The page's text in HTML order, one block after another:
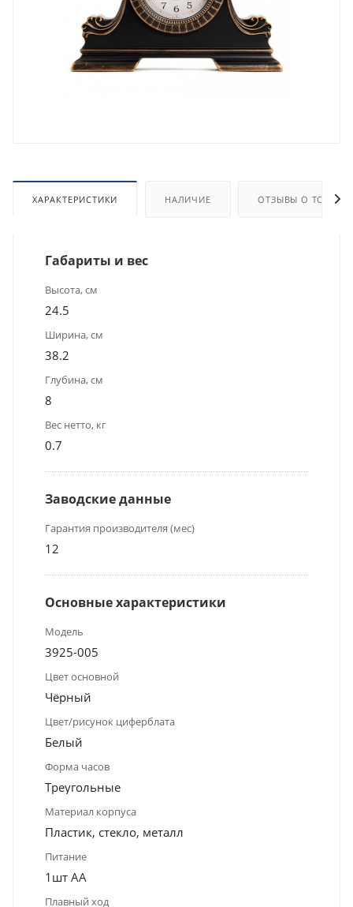
ХАРАКТЕРИСТИКИ НАЛИЧИЕ ОТЗЫВЫ О ТОВАРЕ
Габариты и вес
Высота, см
24.5
Ширина, см
38.2
Глубина, см
8
Вес нетто, кг
0.7
Заводские данные
Гарантия производителя (мес)
12
Основные характеристики
Модель
3925-005
Цвет основной
Чёрный
Цвет/рисунок циферблата
Белый
Форма часов
Треугольные
Материал корпуса
Пластик, стекло, металл
Питание
1шт АА
Плавный ход